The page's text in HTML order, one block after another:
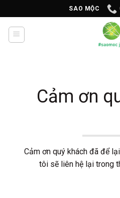
to
content
SAO MỘC
Cảm ơn
Cảm ơn quý khách đã để
tôi sẽ liên hệ lại trong